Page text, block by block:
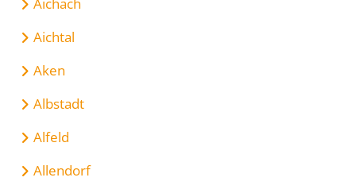
Aichtal
Aken
Albstadt
Alfeld
Allendorf